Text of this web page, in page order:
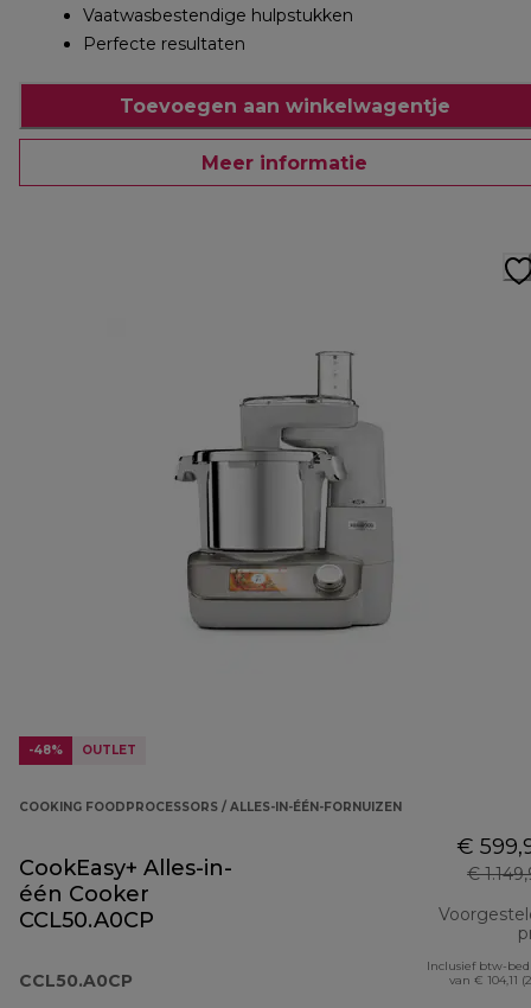
Vaatwasbestendige hulpstukken
Perfecte resultaten
Toevoegen aan winkelwagentje
Meer informatie
-48% OUTLET
COOKING FOODPROCESSORS / ALLES-IN-ÉÉN-FORNUIZEN
CookEasy+ Alles-in-
één Cooker
CCL50.A0CP
CCL50.A0CP
€
€
Inclusief btw-
van € 104,11